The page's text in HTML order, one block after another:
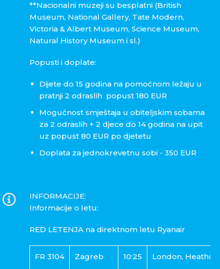
**Nacionalni muzeji su besplatni (British
Museum, National Gallery, Tate Modern,
Victoria & Albert Museum, Science Museum,
Natural History Museum i sl.)
Popusti i doplate:
Dijete do 15 godina na pomoćnom ležaju u
pratnji 2 odraslih popust 180 EUR
Mogućnost smještaja u obiteljskim sobama
za 2 odraslih + 2 djece do 14 godina na upit
uz popust 80 EUR po djetetu
Doplata za jednokrevetnu sobi - 350 EUR
INFORMACIJE:
Informacije o letu:
RED LETENJA na direktnom letu Ryanair
FR 3104 Zagreb 10:25 London,